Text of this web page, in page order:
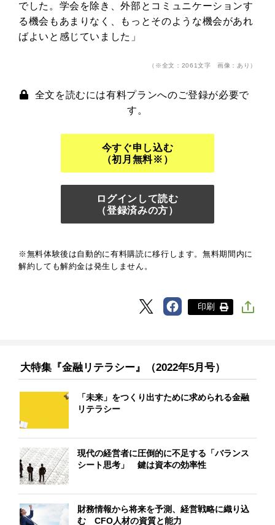
でした。学会を除き、外部とコミュニケーションす
る機会もあまりなく、もっとそのような機会があれ
ばよいと感じていました」
（※全文：2061文字 画像：あり）
全文を読むには有料プランへのご登録が必要で
す。
今すぐ申し込む
（初月無料※）
ログインして読む
（登録済みの方）
※無料体験後は自動的に有料購読に移行します。無料期間内に
解約しても解約金は発生しません。
印刷
大特集『金融リテラシー』（2022年5月号）
「未来」をつくり出すために求められる金融
リテラシー
現代の経営者に圧倒的に不足する「バランス
シート思考」 鍵は資本の効率性
財務情報から将来を予測、経営戦略に織り込
む CFO人材の資質と能力